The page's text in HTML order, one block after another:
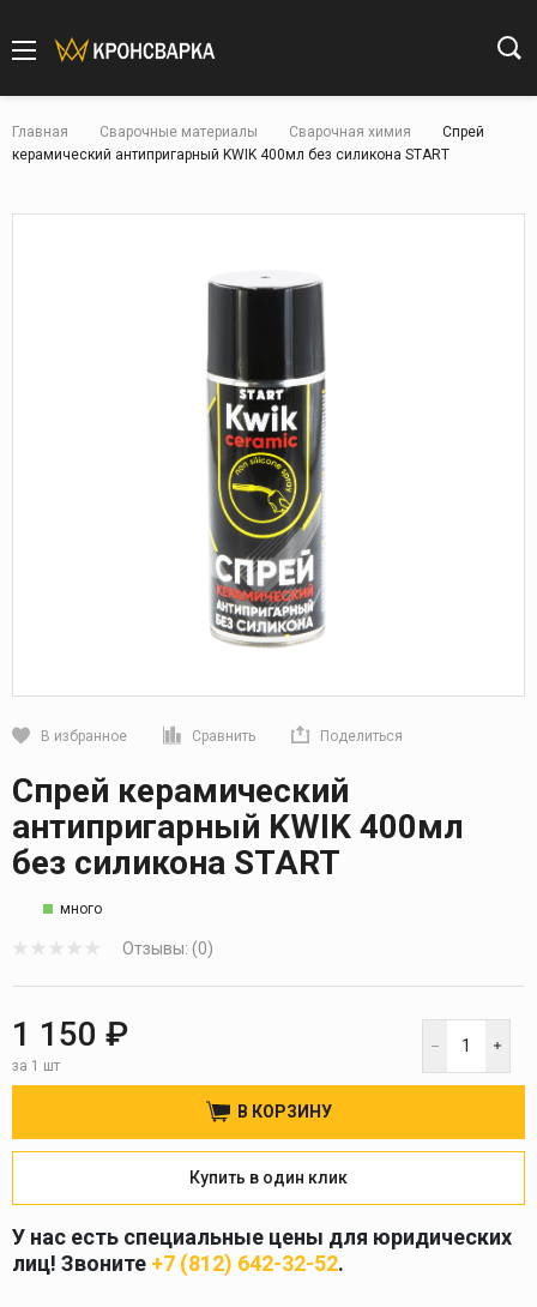
Главная Сварочные материалы Сварочная химия
Спрей
керамический антипригарный KWIK 400мл без силикона START
В избранное Сравнить Поделиться
Кликните, чтобы скопировать прямую ссылку
Спрей керамический
антипригарный KWIK 400мл
без силикона START
много
Отзывы: (0)
1 150 ₽
за 1 шт
В КОРЗИНУ
Купить в один клик
У нас есть специальные цены для юридических
лиц! Звоните +7 (812) 642-32-52.